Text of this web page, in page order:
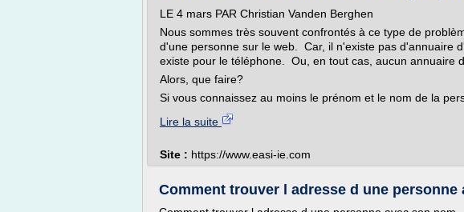
LE 4 mars PAR Christian Vanden Berghen
Nous sommes très souvent confrontés à ce type de
d'une personne sur le web. Car, il n'existe pas d'annuaire
existe pour le téléphone. Ou, en tout cas, aucun annuaire
Alors, que faire?
Si vous connaissez au moins le prénom et le nom de la
Lire la suite
Site : https://www.easi-ie.com
Comment trouver l adresse d une personne